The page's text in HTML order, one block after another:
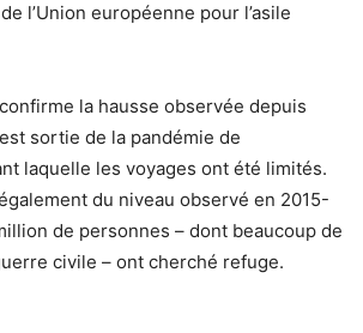
l’Union européenne pour l’asile
la hausse observée depuis
sortie de la pandémie de
laquelle les voyages ont été limités.
du niveau observé en 2015-
de personnes – dont beaucoup de
civile – ont cherché refuge.